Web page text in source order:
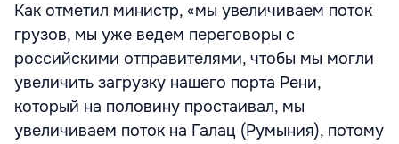
Как отметил министр, «мы увеличиваем поток
грузов, мы уже ведем переговоры с
российскими отправителями, чтобы мы могли
увеличить загрузку нашего порта Рени,
который на половину простаивал, мы
увеличиваем поток на Галац (Румыния), потому